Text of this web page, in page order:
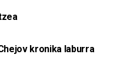
kronika laburra